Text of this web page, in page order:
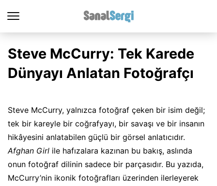
Steve McCurry: Tek Karede
Dünyayı Anlatan Fotoğrafçı
Steve McCurry, yalnızca fotoğraf çeken bir isim değil;
tek bir kareyle bir coğrafyayı, bir savaşı ve bir insanın
hikâyesini anlatabilen güçlü bir görsel anlatıcıdır.
Afghan Girl ile hafızalara kazınan bu bakış, aslında
onun fotoğraf dilinin sadece bir parçasıdır. Bu yazıda,
McCurry’nin ikonik fotoğrafları üzerinden ilerleyerek